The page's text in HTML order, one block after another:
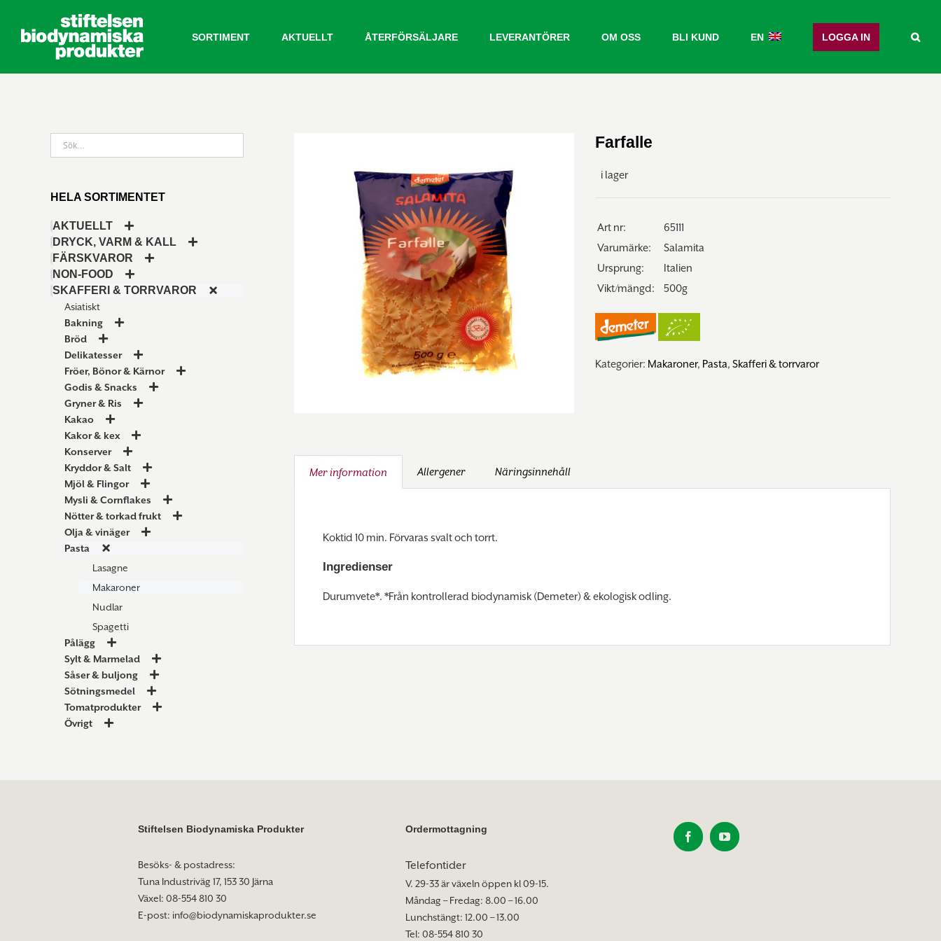
innehållet
SORTIMENT AKTUELLT ÅTERFÖRSÄLJARE LEVERANTÖRER OM OSS BLI KUND EN LOGGA IN
Farfalle
i lager
Art nr:
65111
Varumärke:
Salamita
Ursprung:
Italien
Vikt/mängd:
500g
Kategorier: Makaroner, Pasta, Skafferi & torrvaror
Mer information Allergener Näringsinnehåll
Koktid 10 min. Förvaras svalt och torrt.
Ingredienser
Durumvete*. *Från kontrollerad biodynamisk (Demeter) & ekologisk odling.
HELA SORTIMENTET
AKTUELLT
DRYCK, VARM & KALL
FÄRSKVAROR
NON-FOOD
SKAFFERI & TORRVAROR
Asiatiskt
Bakning
Bröd
Delikatesser
Fröer, Bönor & Kärnor
Godis & Snacks
Gryner & Ris
Kakao
Kakor & kex
Konserver
Kryddor & Salt
Mjöl & Flingor
Mysli & Cornflakes
Nötter & torkad frukt
Olja & vinäger
Pasta
Lasagne
Makaroner
Nudlar
Spagetti
Pålägg
Sylt & Marmelad
Såser & buljong
Sötningsmedel
Tomatprodukter
Övrigt
Stiftelsen Biodynamiska Produkter
Besöks- & postadress:
Tuna Industriväg 17, 153 30 Järna
Växel: 08-554 810 30
E-post: info@biodynamiskaprodukter.se
Ordermottagning
Telefontider
V. 29-33 är växeln öppen kl 09-15.
Måndag – Fredag: 8.00 – 16.00
Lunchstängt: 12.00 – 13.00
Tel: 08-554 810 30